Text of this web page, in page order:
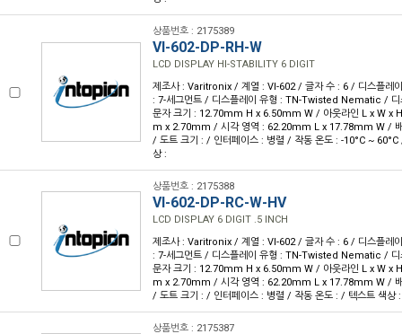
상품번호 : 2175389
VI-602-DP-RH-W
LCD DISPLAY HI-STABILITY 6 DIGIT
제조사 : Varitronix / 계열 : VI-602 / 글자 수 : 6 / 디스플레
: 7-세그먼트 / 디스플레이 유형 : TN-Twisted Nematic / 디
문자 크기 : 12.70mm H x 6.50mm W / 아웃라인 L x W x
m x 2.70mm / 시각 영역 : 62.20mm L x 17.78mm W / 배
/ 도트 크기 : / 인터페이스 : 병렬 / 작동 온도 : -10°C ~
상 :
상품번호 : 2175388
VI-602-DP-RC-W-HV
LCD DISPLAY 6 DIGIT .5 INCH
제조사 : Varitronix / 계열 : VI-602 / 글자 수 : 6 / 디스플레
: 7-세그먼트 / 디스플레이 유형 : TN-Twisted Nematic / 디
문자 크기 : 12.70mm H x 6.50mm W / 아웃라인 L x W x
m x 2.70mm / 시각 영역 : 62.20mm L x 17.78mm W / 배
/ 도트 크기 : / 인터페이스 : 병렬 / 작동 온도 : / 텍스트 색상
상품번호 : 2175387